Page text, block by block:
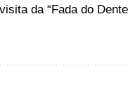
da “Fada do